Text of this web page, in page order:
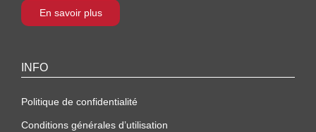
En savoir plus
INFO
Politique de confidentialité
Conditions générales d’utilisation